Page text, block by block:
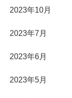
2023年10月
2023年7月
2023年6月
2023年5月